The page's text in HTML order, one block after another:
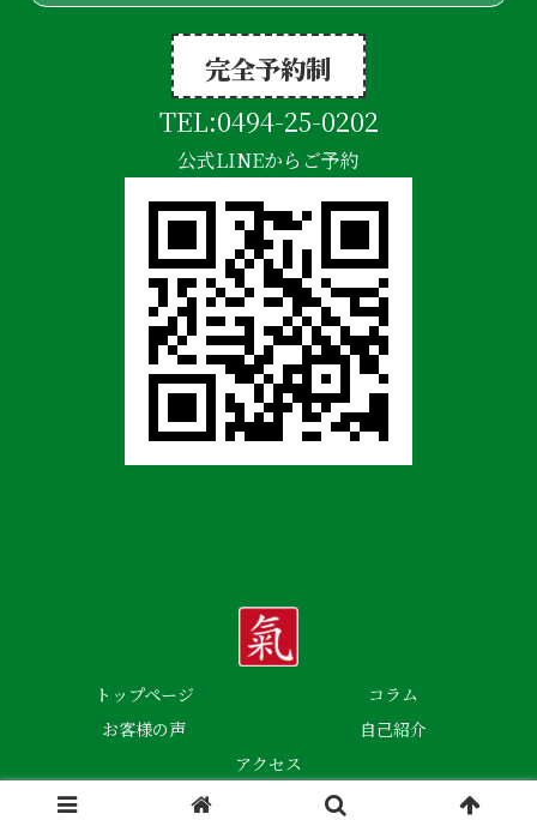
完全予約制
TEL:0494-25-0202
公式LINEからご予約
トップページ
コラム
お客様の声
自己紹介
アクセス
© 2023 水野氣圧療法研究所.